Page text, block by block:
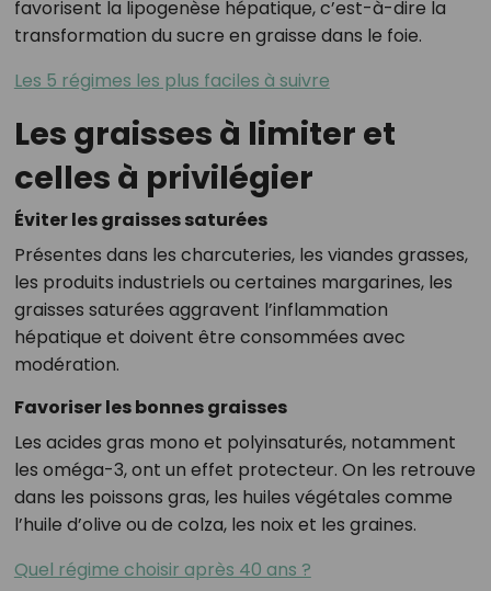
favorisent la lipogenèse hépatique, c’est-à-dire la
transformation du sucre en graisse dans le foie.
Les 5 régimes les plus faciles à suivre
Les graisses à limiter et
celles à privilégier
Éviter les graisses saturées
Présentes dans les charcuteries, les viandes grasses,
les produits industriels ou certaines margarines, les
graisses saturées aggravent l’inflammation
hépatique et doivent être consommées avec
modération.
Favoriser les bonnes graisses
Les acides gras mono et polyinsaturés, notamment
les oméga-3, ont un effet protecteur. On les retrouve
dans les poissons gras, les huiles végétales comme
l’huile d’olive ou de colza, les noix et les graines.
Quel régime choisir après 40 ans ?